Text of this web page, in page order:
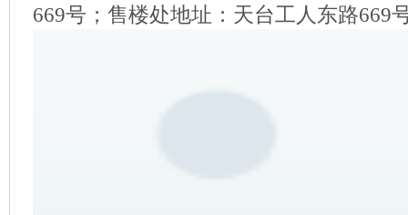
669号；售楼处地址：天台工人东路669